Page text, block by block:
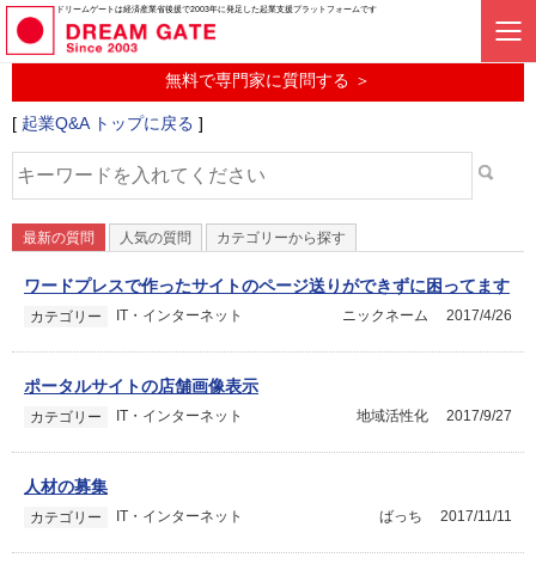
ドリームゲートは経済産業省後援で2003年に発足した起業支援プラットフォームです
起業に関するみんなの質問投稿サービス
起業Q&A
無料で専門家に質問する ＞
[ 起業Q&A トップに戻る ]
最新の質問 人気の質問 カテゴリーから探す
ワードプレスで作ったサイトのページ送りができずに困ってます
カテゴリー IT・インターネット 2017/4/26
ニックネーム
ポータルサイトの店舗画像表示
カテゴリー IT・インターネット 2017/9/27
地域活性化
人材の募集
カテゴリー IT・インターネット 2017/11/11
ばっち